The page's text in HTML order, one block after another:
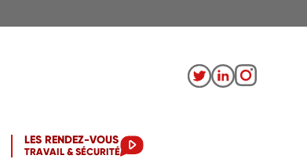
LES RENDEZ-VOUS
TRAVAIL & SÉCURITÉ